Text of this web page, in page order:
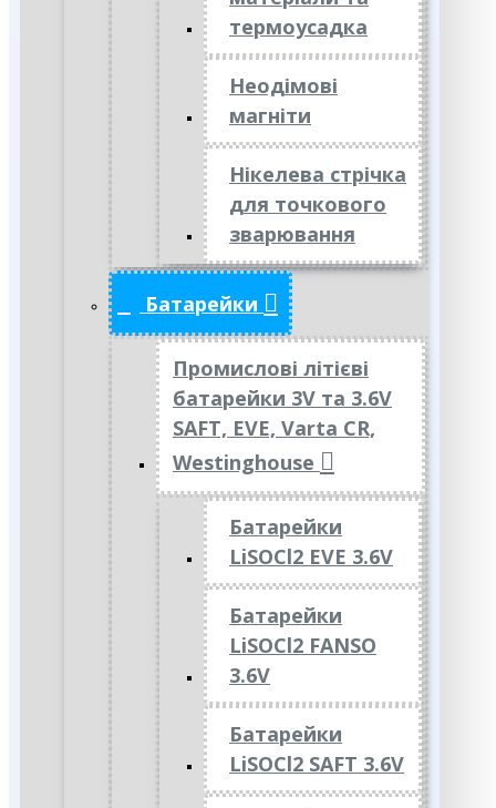
термоусадка
Неодімові
магніти
Нікелева стрічка
для точкового
зварювання
Батарейки
Промислові літієві
батарейки 3V та 3.6V
SAFT, EVE, Varta CR,
Westinghouse
Батарейки
LiSOCl2 EVE 3.6V
Батарейки
LiSOCl2 FANSO
3.6V
Батарейки
LiSOCl2 SAFT 3.6V